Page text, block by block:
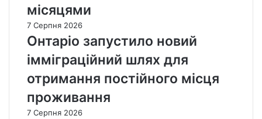
місяцями
7 Серпня 2026
Онтаріо запустило новий
імміграційний шлях для
отримання постійного місця
проживання
7 Серпня 2026